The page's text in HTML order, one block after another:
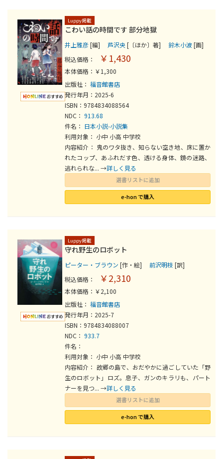
Luppy掲載
こわい話の時間です 部分地獄
井上雅彦[編] 芦沢央[〔ほか〕著] 鈴木小波[画]
税込価格：
￥1,430
本体価格：￥1,300
出版社： 福音館書店
発行年月：2025-6
ISBN：9784834088564
NDC： 913.68
件名： 日本小説-小説集
利用対象： 小中 小高 中学校
内容紹介： 鬼のワタ抜き、知らない空き地、床に置か
れたコップ、あふれだす色、透ける身体、鏡の迷路、
逃れられな... →詳しく見る
選書リストに追加
e-hon で購入
Luppy掲載
守れ野生のロボット
ピーター・ブラウン [作・絵] 前沢明枝 [訳]
税込価格：
￥2,310
本体価格：￥2,100
出版社： 福音館書店
発行年月：2025-7
ISBN：9784834088007
NDC： 933.7
件名：
利用対象： 小中 小高 中学校
内容紹介： 故郷の島で、おだやかに過ごしていた「野
生のロボット」ロズ。息子、ガンのキラリも、パート
ナーを見つ... →詳しく見る
選書リストに追加
e-hon で購入